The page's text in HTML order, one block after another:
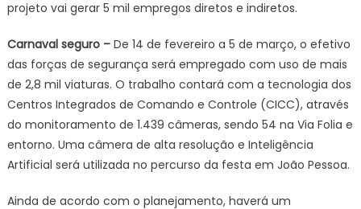
projeto vai gerar 5 mil empregos diretos e indiretos.
Carnaval seguro – De 14 de fevereiro a 5 de março, o efetivo
das forças de segurança será empregado com uso de mais
de 2,8 mil viaturas. O trabalho contará com a tecnologia dos
Centros Integrados de Comando e Controle (CICC), através
do monitoramento de 1.439 câmeras, sendo 54 na Via Folia e
entorno. Uma câmera de alta resolução e Inteligência
Artificial será utilizada no percurso da festa em João Pessoa.
Ainda de acordo com o planejamento, haverá um